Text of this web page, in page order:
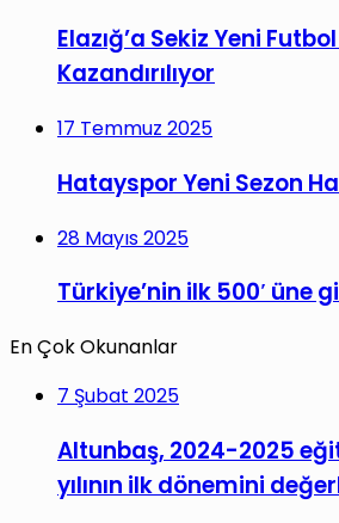
Elazığ’a Sekiz Yeni
Kazandırılıyor
17 Temmuz 2025
Hatayspor Yeni Sezon
28 Mayıs 2025
Türkiye’nin ilk 500′ üne
En Çok Okunanlar
7 Şubat 2025
Altunbaş, 2024-2025
yılının ilk dönemini